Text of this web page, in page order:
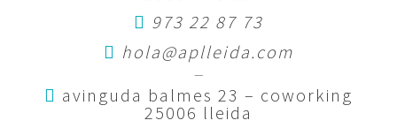
973 22 87 73
hola@aplleida.com
—
avinguda balmes 23 – coworking
25006 lleida